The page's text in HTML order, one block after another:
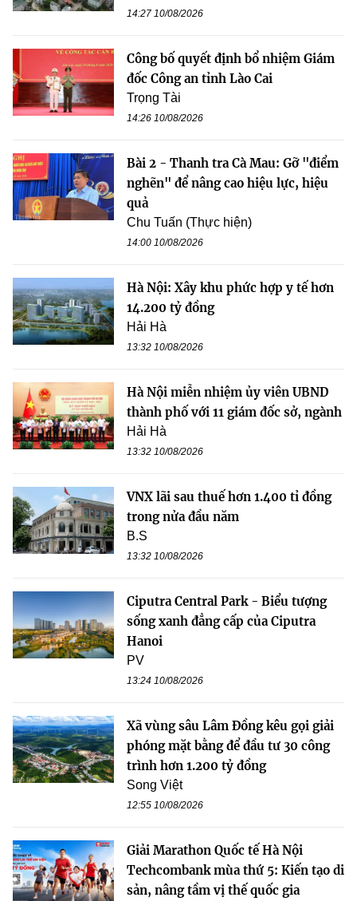
14:27 10/08/2026
Công bố quyết định bổ nhiệm Giám
đốc Công an tỉnh Lào Cai
Trọng Tài
14:26 10/08/2026
Bài 2 - Thanh tra Cà Mau: Gỡ "điểm
nghẽn" để nâng cao hiệu lực, hiệu
quả
Chu Tuấn (Thực hiện)
14:00 10/08/2026
Hà Nội: Xây khu phức hợp y tế hơn
14.200 tỷ đồng
Hải Hà
13:32 10/08/2026
Hà Nội miễn nhiệm ủy viên UBND
thành phố với 11 giám đốc sở, ngành
Hải Hà
13:32 10/08/2026
VNX lãi sau thuế hơn 1.400 tỉ đồng
trong nửa đầu năm
B.S
13:32 10/08/2026
Ciputra Central Park - Biểu tượng
sống xanh đẳng cấp của Ciputra
Hanoi
PV
13:24 10/08/2026
Xã vùng sâu Lâm Đồng kêu gọi giải
phóng mặt bằng để đầu tư 30 công
trình hơn 1.200 tỷ đồng
Song Việt
12:55 10/08/2026
Giải Marathon Quốc tế Hà Nội
Techcombank mùa thứ 5: Kiến tạo di
sản, nâng tầm vị thế quốc gia